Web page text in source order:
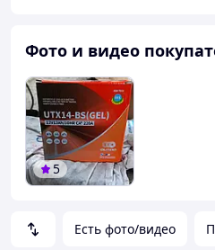
Есть фото/видео
Фото и видео
5